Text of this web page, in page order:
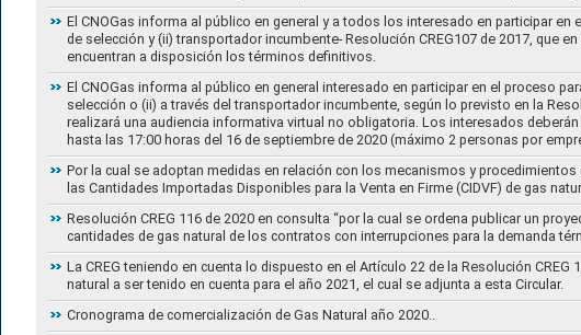
El CNOGas informa al público en general y a todos los interesado en participar
de selección y (ii) transportador incumbente- Resolución CREG107 de 2017, que
encuentran a disposición los términos definitivos.
El CNOGas informa al público en general interesado en participar en el proceso
selección o (ii) a través del transportador incumbente, según lo previsto en la
realizará una audiencia informativa virtual no obligatoria. Los interesados
hasta las 17:00 horas del 16 de septiembre de 2020 (máximo 2 personas por
Por la cual se adoptan medidas en relación con los mecanismos y
las Cantidades Importadas Disponibles para la Venta en Firme (CIDVF) de gas
Resolución CREG 116 de 2020 en consulta “por la cual se ordena publicar un
cantidades de gas natural de los contratos con interrupciones para la demanda
La CREG teniendo en cuenta lo dispuesto en el Artículo 22 de la Resolución
natural a ser tenido en cuenta para el año 2021, el cual se adjunta a esta Circular.
Cronograma de comercialización de Gas Natural año 2020..